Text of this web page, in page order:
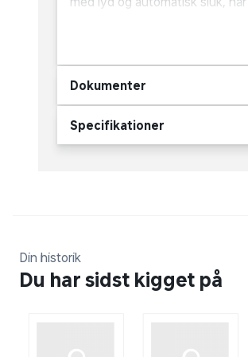
Dokumenter
Specifikationer
Din historik
Du har sidst kigget på